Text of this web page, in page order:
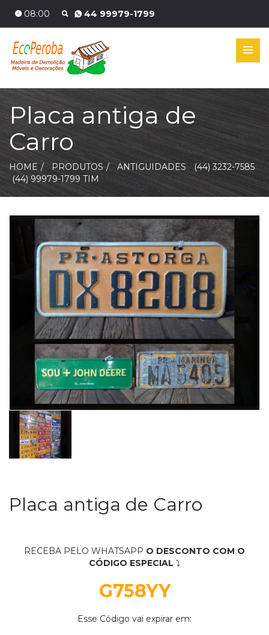
08:00 44 99979-1799
Placa antiga de
Carro
HOME PRODUTOS ANTIGUIDADES
(44) 3232-7585
(44) 99979-1799 TIM
Placa antiga de Carro
RECEBA PELO WHATSAPP O DESCONTO COM O
CÓDIGO ESPECIAL ⤵
G758YY
Esse Código vai expirar em: